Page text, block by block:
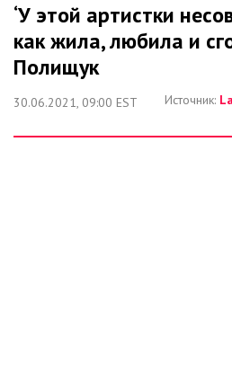
ИММИГРАЦИЯ В США
ЗНАМЕНИТОСТИ
‘У этой артистки
как жила, любила и
Полищук
30.06.2021, 09:00 EST Источник: